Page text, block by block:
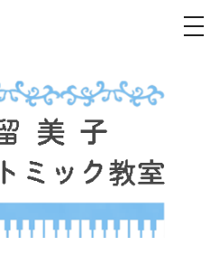
メ
ニ